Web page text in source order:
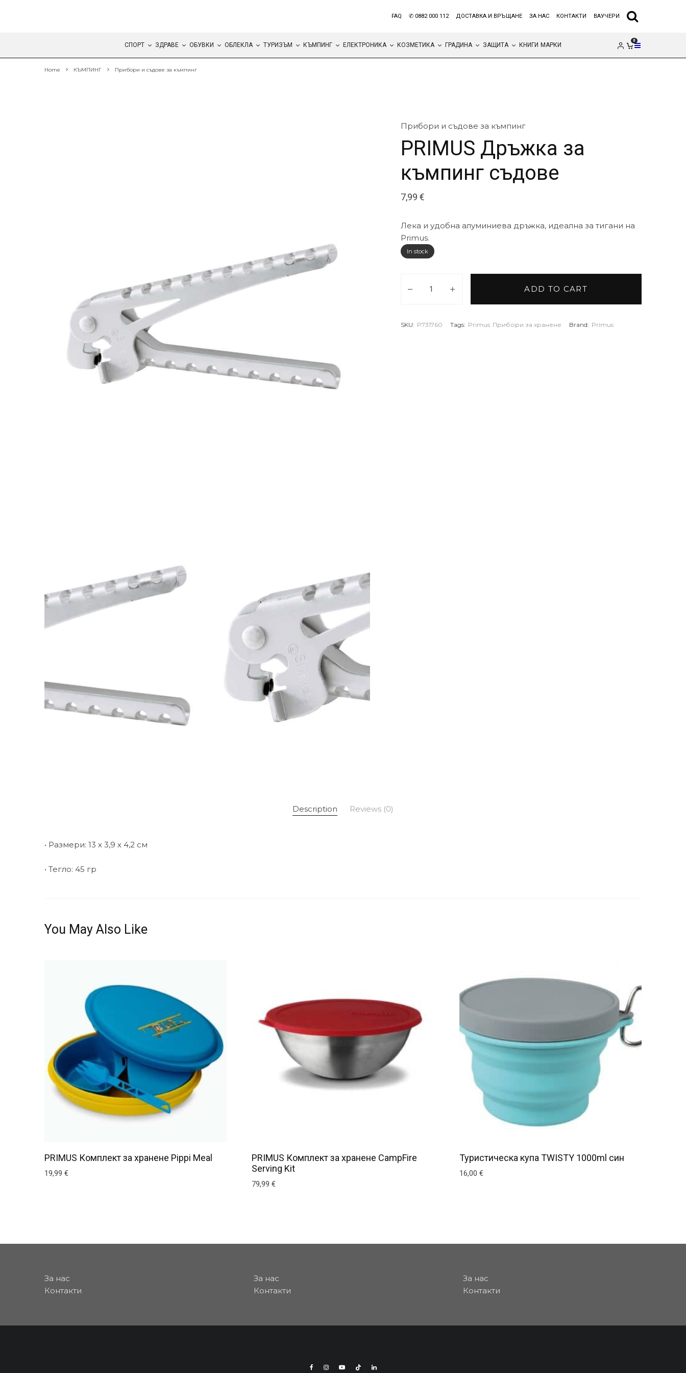
FAQ ✆ 0882 000 112 ДОСТАВКА И ВРЪЩАНЕ ЗА НАС КОНТАКТИ ВАУЧЕРИ
СПОРТ ЗДРАВЕ ОБУВКИ ОБЛЕКЛА ТУРИЗЪМ КЪМПИНГ ЕЛЕКТРОНИКА КОЗМЕТИКА ГРАДИНА ЗАЩИТА КНИГИ МАРКИ
0
Home КЪМПИНГ Прибори и съдове за къмпинг
Прибори и съдове за къмпинг
PRIMUS Дръжка за
къмпинг съдове
7,99 €
Лека и удобна алуминиева дръжка, идеална за тигани на
Primus.
In stock
PRIMUS Дръжка за къмпинг съдове quantity
ADD TO CART
SKU: P731760 Tags: Primus Прибори за хранене Brand: Primus
Description Reviews (0)
• Размери: 13 х 3,9 х 4,2 см
• Тегло: 45 гр
You May Also Like
PRIMUS Комплект за хранене Pippi Meal
19,99 €
PRIMUS Комплект за хранене CampFire
Serving Kit
79,99€
Туристическа купа TWISTY 1000ml син
16,00 €
За нас
Контакти
За нас
Контакти
За нас
Контакти